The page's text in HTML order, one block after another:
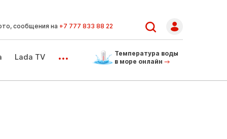
сообщения на +7 777 833 88 22
Lada TV ...
Температура воды
в море онлайн